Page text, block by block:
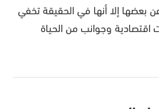
بعضها إلا أنها في الحقيقة تخفي
وجوانب من الحياة